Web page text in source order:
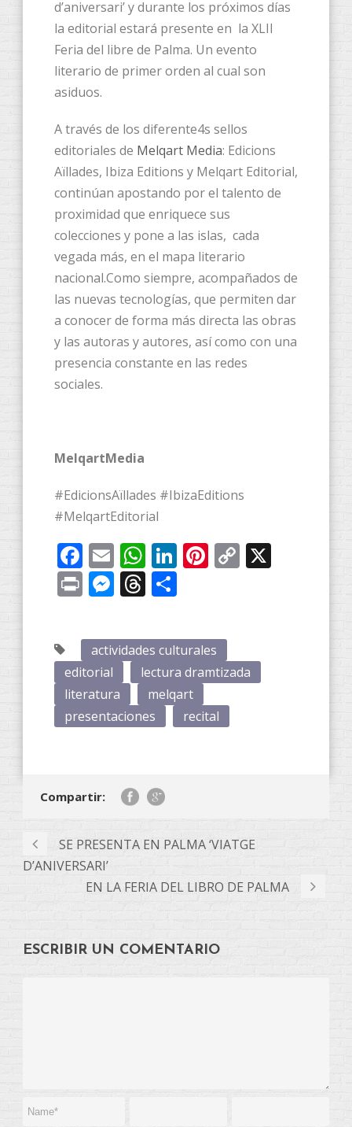
d’aniversari’ y durante los próximos días
la editorial estará presente en la XLII
Feria del libre de Palma. Un evento
literario de primer orden al cual son
asiduos.
A través de los diferente4s sellos
editoriales de Melqart Media: Edicions
Aïllades, Ibiza Editions y Melqart Editorial,
continúan apostando por el talento de
proximidad que enriquece sus
colecciones y pone a las islas, cada
vegada más, en el mapa literario
nacional.Como siempre, acompañados de
las nuevas tecnologías, que permiten dar
a conocer de forma más directa las obras
y las autoras y autores, así como con una
presencia constante en las redes
sociales.
MelqartMedia
#EdicionsAïllades #IbizaEditions
#MelqartEditorial
Facebook
EmailWhatsApp
LinkedIn
Pinterest
Copy
PrintMessenger
Threads
actividades culturales
editorial
lectura dramtizada
literatura
melqart
presentaciones
recital
Compartir:
SE PRESENTA EN PALMA ‘VIATGE
D’ANIVERSARI’
EN LA FERIA DEL LIBRO DE PALMA
ESCRIBIR UN COMENTARIO